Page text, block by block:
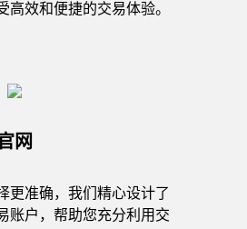
高效和便捷的交易体验。
网
更准确，我们精心设计了
账户，帮助您充分利用交